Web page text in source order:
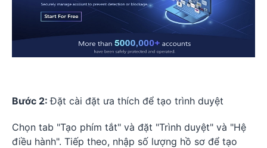
Bước 2:Đặt cài đặt ưa thích để tạo trình duyệt
Chọn tab "Tạo phím tắt" và đặt "Trình duyệt" và "Hệ
điều hành". Tiếp theo, nhập số lượng hồ sơ để tạo